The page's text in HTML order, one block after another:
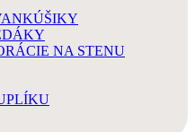
NA STENU